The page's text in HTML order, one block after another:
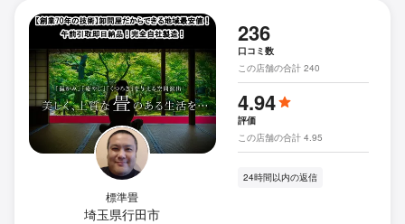
標準畳
埼玉県行田市
236
口コミ数
この店舗の合計 240
4.94
評価
この店舗の合計 4.95
24時間以内の返信